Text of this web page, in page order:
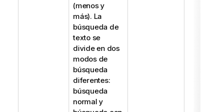
(menos y
más). La
búsqueda de
texto se
divide en dos
modos de
búsqueda
diferentes:
búsqueda
normal y